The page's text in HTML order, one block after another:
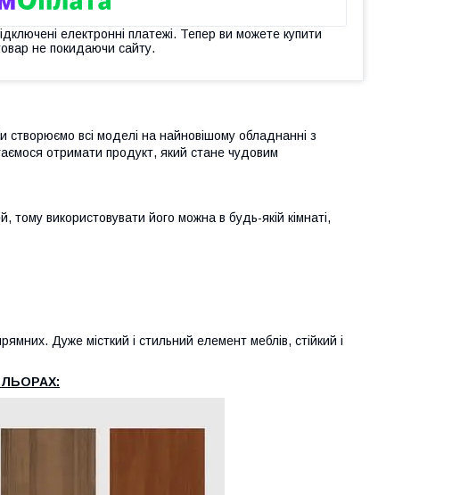
електронні платежі. Тепер ви можете купити
не покидаючи сайту.
створюємо всі моделі на найновішому обладнанні з
отримати продукт, який стане чудовим
використовувати його можна в будь-якій кімнаті,
Дуже місткий і стильний елемент меблів, стійкий і